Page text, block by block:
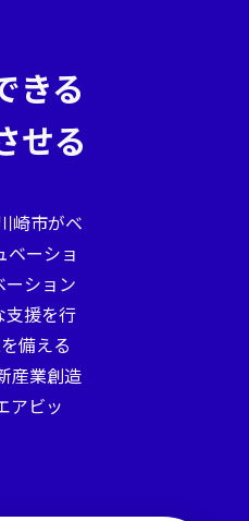
きる
せる
崎市がベ
ベーショ
ーション
支援を行
備える
産業創造
アビッ